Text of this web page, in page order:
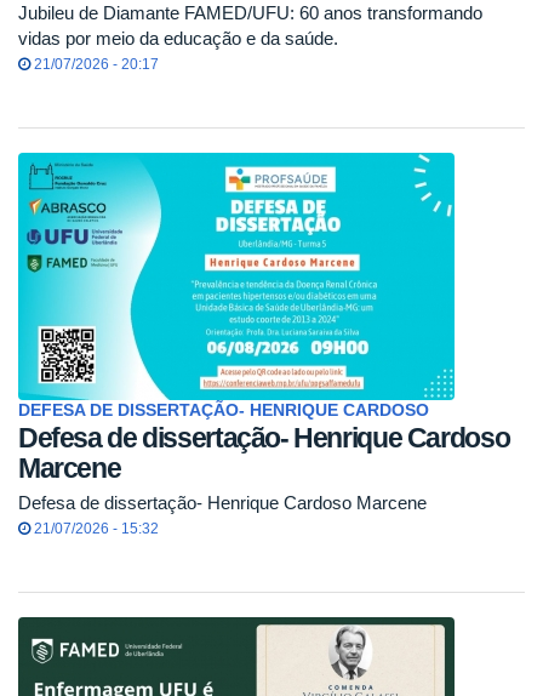
Jubileu de Diamante FAMED/UFU: 60 anos transformando
vidas por meio da educação e da saúde.
21/07/2026 - 20:17
DEFESA DE DISSERTAÇÃO- HENRIQUE CARDOSO
Defesa de dissertação- Henrique Cardoso
Marcene
Defesa de dissertação- Henrique Cardoso Marcene
21/07/2026 - 15:32